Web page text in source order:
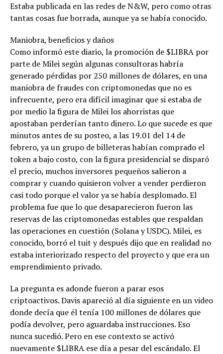
Estaba publicada en las redes de N&W, pero como otras
tantas cosas fue borrada, aunque ya se había conocido.
Maniobra, beneficios y daños
Como informó este diario, la promoción de $LIBRA por
parte de Milei según algunas consultoras habría
generado pérdidas por 250 millones de dólares, en una
maniobra de fraudes con criptomonedas que no es
infrecuente, pero era difícil imaginar que si estaba de
por medio la figura de Milei los ahorristas que
apostaban perderían tanto dinero. Lo que sucede es que
minutos antes de su posteo, a las 19.01 del 14 de
febrero, ya un grupo de billeteras habían comprado el
token a bajo costo, con la figura presidencial se disparó
el precio, muchos inversores pequeños salieron a
comprar y cuando quisieron volver a vender perdieron
casi todo porque el valor ya se había desplomado. El
problema fue que lo que desaparecieron fueron las
reservas de las criptomonedas estables que respaldan
las operaciones en cuestión (Solana y USDC). Milei, es
conocido, borró el tuit y después dijo que en realidad no
estaba interiorizado respecto del proyecto y que era un
emprendimiento privado.
La pregunta es adonde fueron a parar esos
criptoactivos. Davis apareció al día siguiente en un video
donde decía que él tenía 100 millones de dólares que
podía devolver, pero aguardaba instrucciones. Eso
nunca sucedió. Pero en ese contexto se activó
nuevamente $LIBRA ese día a pesar del escándalo. El